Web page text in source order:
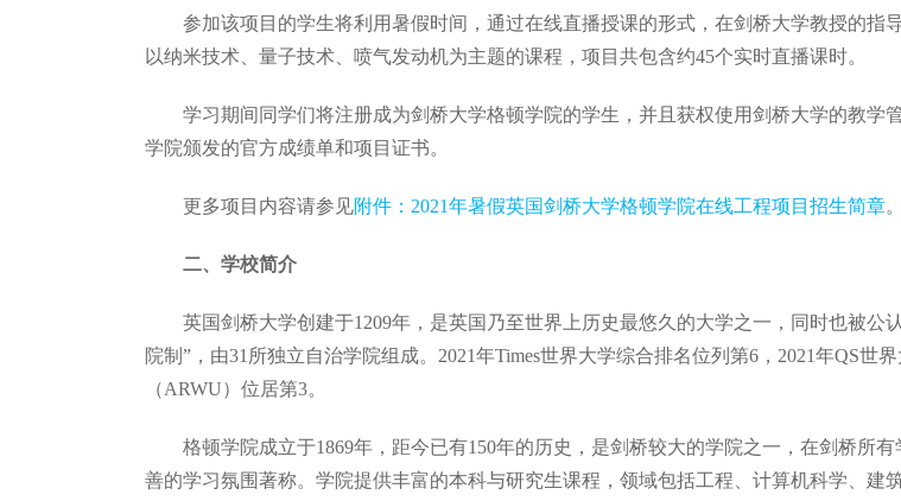
参加该项目的学生将利用暑假时间，通过在线直播授课的形式，在剑桥大学教授的指
以纳米技术、量子技术、喷气发动机为主题的课程，项目共包含约45个实时直播课时。
学习期间同学们将注册成为剑桥大学格顿学院的学生，并且获权使用剑桥大学的教学
学院颁发的官方成绩单和项目证书。
更多项目内容请参见附件：2021年暑假英国剑桥大学格顿学院在线工程项目招生简章。
二、学校简介
英国剑桥大学创建于1209年，是英国乃至世界上历史最悠久的大学之一，同时也被
院制”，由31所独立自治学院组成。2021年Times世界大学综合排名位列第6，2021年QS世
（ARWU）位居第3。
格顿学院成立于1869年，距今已有150年的历史，是剑桥较大的学院之一，在剑桥所
善的学习氛围著称。学院提供丰富的本科与研究生课程，领域包括工程、计算机科学、建